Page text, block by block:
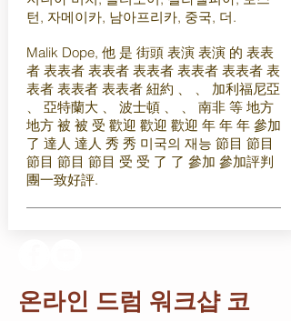
턴, 자메이카, 남아프리카, 중국, 더.
Malik Dope, 他 是 街頭 表演 表演 的 表表
者 表表者 表表者 表表者 表表者 表表者 表
表者 表表者 表表者 紐約 、 、 加利福尼亞
、 亞特蘭大 、 波士頓 、 、 南非 等 地方
地方 被 被 受 歡迎 歡迎 歡迎 年 年 年 參加
了 達人 達人 秀 秀 미국의 재능 節目 節目
節目 節目 節目 受 受 了 了 參加 參加評判
團一致好評.
온라인 드럼 워크샵 코